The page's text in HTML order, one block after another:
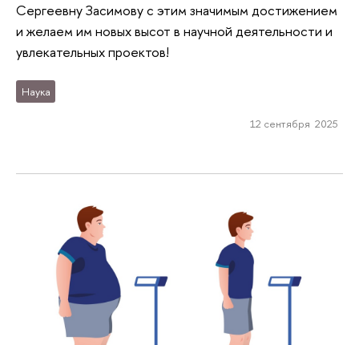
Сергеевну Засимову с этим значимым достижением
и желаем им новых высот в научной деятельности и
увлекательных проектов!
Наука
12 сентября 2025